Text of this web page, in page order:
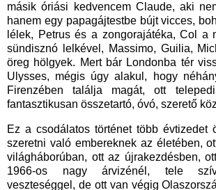
másik óriási kedvencem Claude, aki
hanem egy papagájtestbe bújt vicces,
lélek, Petrus és a zongorajátéka, Col a
sündisznó lelkével, Massimo, Guilia,
öreg hölgyek. Mert bár Londonba tér
Ulysses, mégis úgy alakul, hogy
Firenzében találja magát, ott
fantasztikusan összetartó, óvó, szerető
Ez a csodálatos történet több évtizedet
szeretni való embereknek az életében,
világháborúban, ott az újrakezdésben,
1966-os nagy árvizénél, tele
veszteséggel, de ott van végig